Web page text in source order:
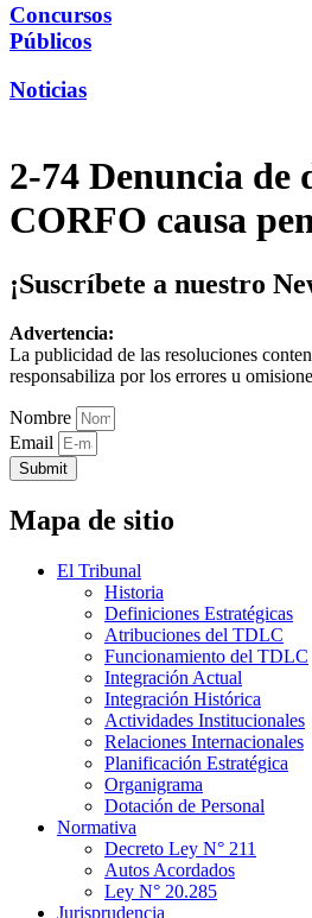
Concursos
Públicos
Noticias
2-74 Denuncia de
CORFO causa
¡Suscríbete a nuestro
Advertencia:
La publicidad de las resoluciones
responsabiliza por los errores u
Nombre
Email
Submit
Mapa de sitio
El Tribunal
Historia
Definiciones Estratégicas
Atribuciones del TDLC
Funcionamiento del TDLC
Integración Actual
Integración Histórica
Actividades Institucionales
Relaciones Internacionales
Planificación Estratégica
Organigrama
Dotación de Personal
Normativa
Decreto Ley N° 211
Autos Acordados
Ley N° 20.285
Jurisprudencia